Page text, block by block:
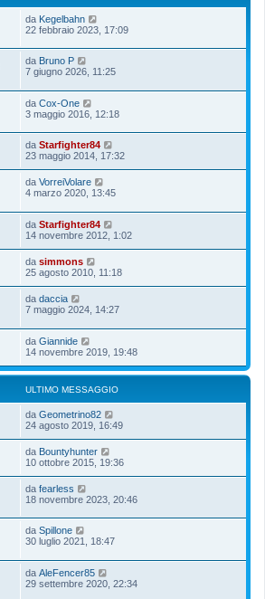
da Kegelbahn
22 febbraio 2023, 17:09
da Bruno P
7 giugno 2026, 11:25
da Cox-One
3 maggio 2016, 12:18
da Starfighter84
23 maggio 2014, 17:32
da VorreiVolare
4 marzo 2020, 13:45
da Starfighter84
14 novembre 2012, 1:02
da simmons
25 agosto 2010, 11:18
da daccia
7 maggio 2024, 14:27
da Giannide
14 novembre 2019, 19:48
ULTIMO MESSAGGIO
da Geometrino82
24 agosto 2019, 16:49
da Bountyhunter
10 ottobre 2015, 19:36
da fearless
18 novembre 2023, 20:46
da Spillone
30 luglio 2021, 18:47
da AleFencer85
29 settembre 2020, 22:34